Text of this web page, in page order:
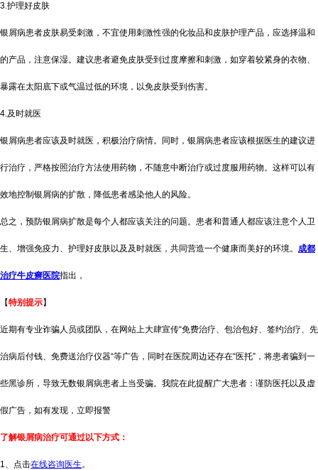
3.护理好皮肤
银屑病患者皮肤易受刺激，不宜使用刺激性强的化妆品和皮肤护理产品，应选择温和
的产品，注意保湿。建议患者避免皮肤受到过度摩擦和刺激，如穿着较紧身的衣物、
暴露在太阳底下或气温过低的环境，以免皮肤受到伤害。
4.及时就医
银屑病患者应该及时就医，积极治疗病情。同时，银屑病患者应该根据医生的建议进
行治疗，严格按照治疗方法使用药物，不随意中断治疗或过度服用药物。这样可以有
效地控制银屑病的扩散，降低患者感染他人的风险。
总之，预防银屑病扩散是每个人都应该关注的问题。患者和普通人都应该注意个人卫
生、增强免疫力、护理好皮肤以及及时就医，共同营造一个健康而美好的环境。 成都
治疗牛皮癣医院指出，
【特别提示】
近期有专业诈骗人员或团队，在网站上大肆宣传“免费治疗、包治包好、签约治疗、先
治病后付钱、免费送治疗仪器“等广告，同时在医院周边还存在“医托”，将患者骗到一
些黑诊所，导致无数银屑病患者上当受骗。我院在此提醒广大患者：谨防医托以及虚
假广告，如有发现，立即报警
了解银屑病治疗可通过以下方式：
1、点击在线咨询医生。